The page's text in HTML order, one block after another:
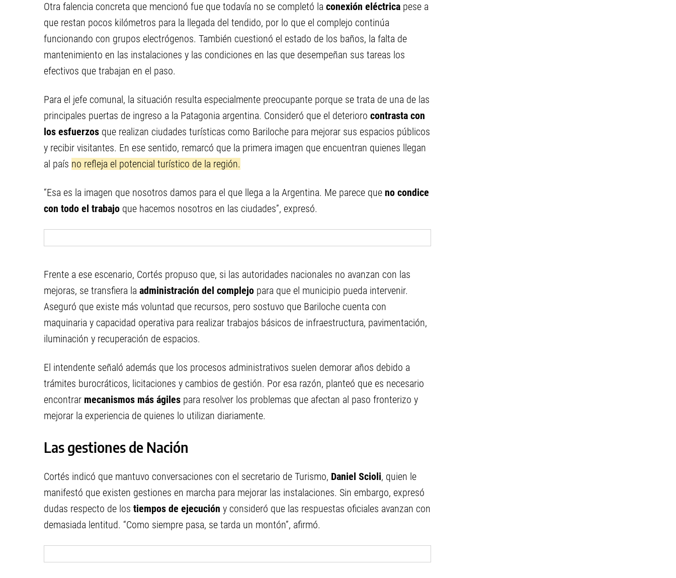
Otra falencia concreta que mencionó fue que todavía no se completó la conexión eléctrica pese a
que restan pocos kilómetros para la llegada del tendido, por lo que el complejo continúa
funcionando con grupos electrógenos. También cuestionó el estado de los baños, la falta de
mantenimiento en las instalaciones y las condiciones en las que desempeñan sus tareas los
efectivos que trabajan en el paso.
Para el jefe comunal, la situación resulta especialmente preocupante porque se trata de una de las
principales puertas de ingreso a la Patagonia argentina. Consideró que el deterioro contrasta con
los esfuerzos que realizan ciudades turísticas como Bariloche para mejorar sus espacios públicos
y recibir visitantes. En ese sentido, remarcó que la primera imagen que encuentran quienes llegan
al país no refleja el potencial turístico de la región.
“Esa es la imagen que nosotros damos para el que llega a la Argentina. Me parece que no condice
con todo el trabajo que hacemos nosotros en las ciudades”, expresó.
Frente a ese escenario, Cortés propuso que, si las autoridades nacionales no avanzan con las
mejoras, se transfiera la administración del complejo para que el municipio pueda intervenir.
Aseguró que existe más voluntad que recursos, pero sostuvo que Bariloche cuenta con
maquinaria y capacidad operativa para realizar trabajos básicos de infraestructura, pavimentación,
iluminación y recuperación de espacios.
El intendente señaló además que los procesos administrativos suelen demorar años debido a
trámites burocráticos, licitaciones y cambios de gestión. Por esa razón, planteó que es necesario
encontrar mecanismos más ágiles para resolver los problemas que afectan al paso fronterizo y
mejorar la experiencia de quienes lo utilizan diariamente.
Las gestiones de Nación
Cortés indicó que mantuvo conversaciones con el secretario de Turismo, Daniel Scioli, quien le
manifestó que existen gestiones en marcha para mejorar las instalaciones. Sin embargo, expresó
dudas respecto de los tiempos de ejecución y consideró que las respuestas oficiales avanzan con
demasiada lentitud. “Como siempre pasa, se tarda un montón”, afirmó.